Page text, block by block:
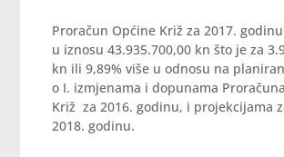
Proračun Općine Križ za 2017.
u iznosu 43.935.700,00 kn što je za
kn ili 9,89% više u odnosu na
o I. izmjenama i dopunama
Križ za 2016. godinu, i projekcijama
2018. godinu.